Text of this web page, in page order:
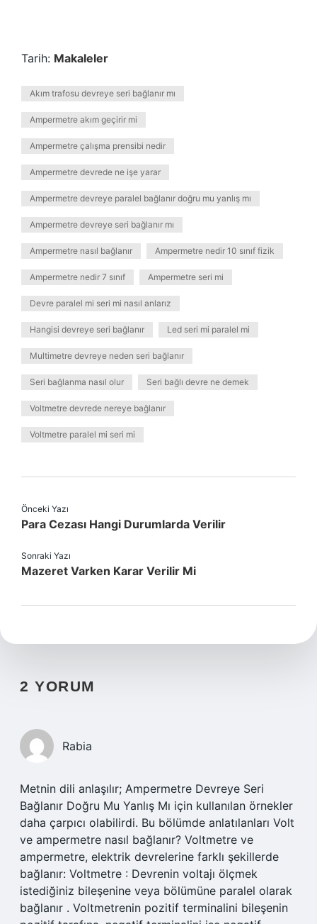
Tarih: Makaleler
Akım trafosu devreye seri bağlanır mı
Ampermetre akım geçirir mi
Ampermetre çalışma prensibi nedir
Ampermetre devrede ne işe yarar
Ampermetre devreye paralel bağlanır doğru mu yanlış mı
Ampermetre devreye seri bağlanır mı
Ampermetre nasıl bağlanır Ampermetre nedir 10 sınıf fizik
Ampermetre nedir 7 sınıf Ampermetre seri mi
Devre paralel mi seri mi nasıl anlarız
Hangisi devreye seri bağlanır Led seri mi paralel mi
Multimetre devreye neden seri bağlanır
Seri bağlanma nasıl olur Seri bağlı devre ne demek
Voltmetre devrede nereye bağlanır
Voltmetre paralel mi seri mi
Önceki Yazı
Para Cezası Hangi Durumlarda Verilir
Sonraki Yazı
Mazeret Varken Karar Verilir Mi
2 YORUM
Rabia
Metnin dili anlaşılır; Ampermetre Devreye Seri
Bağlanır Doğru Mu Yanlış Mı için kullanılan örnekler
daha çarpıcı olabilirdi. Bu bölümde anlatılanları Volt
ve ampermetre nasıl bağlanır? Voltmetre ve
ampermetre, elektrik devrelerine farklı şekillerde
bağlanır: Voltmetre : Devrenin voltajı ölçmek
istediğiniz bileşenine veya bölümüne paralel olarak
bağlanır . Voltmetrenin pozitif terminalini bileşenin